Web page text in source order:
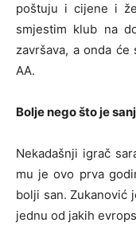
poštuju i cijene i
smjestim klub na
završava, a onda
AA.
Bolje nego što je
Nekadašnji igrač
mu je ovo prva
bolji san. Zukanović
jednu od jakih